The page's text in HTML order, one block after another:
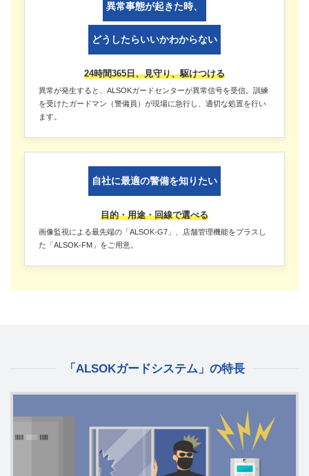
異常事態が起きた時、
どうしたらいいかわからない
24時間365日、見守り、駆けつける
異常が発生すると、ALSOKガードセンターが異常信号を受信。訓練
を受けたガードマン（警備員）が現場に急行し、適切な処置を行い
ます。
自社に最適の警備を知りたい
目的・用途・回線で選べる
画像監視による最先端の「ALSOK-G7」、店舗管理機能をプラスし
た「ALSOK-FM」をご用意。
「ALSOKガードシステム」の特長